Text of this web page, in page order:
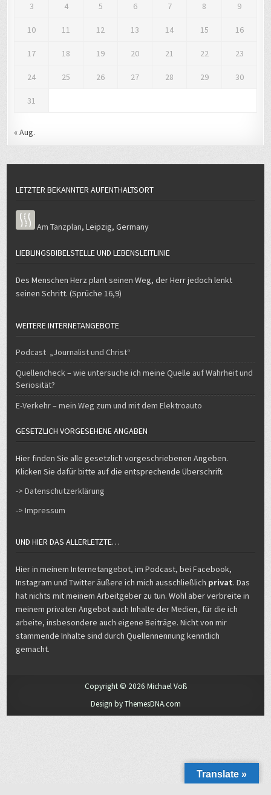
3 4 5 6 7 8 9
10 11 12 13 14 15 16
17 18 19 20 21 22 23
24 25 26 27 28 29 30
31
« Aug.
LETZTER BEKANNTER AUFENTHALTSORT
Am Tanzplan,Leipzig,Germany
LIEBLINGSBIBELSTELLE UND LEBENSLEITLINIE
Des Menschen Herz plant seinen Weg, der Herr jedoch lenkt
seinen Schritt. (Sprüche 16,9)
WEITERE INTERNETANGEBOTE
Podcast „Journalist und Christ“
Quellencheck – wie untersuche ich meine Quelle auf Wahrheit und
Seriosität?
E-Verkehr – mein Weg zum und mit dem Elektroauto
GESETZLICH VORGESEHENE ANGABEN
Hier finden Sie alle gesetzlich vorgeschriebenen Angeben.
Klicken Sie dafür bitte auf die entsprechende Überschrift.
-> Datenschutzerklärung
-> Impressum
UND HIER DAS ALLERLETZTE…
Hier in meinem Internetangebot, im Podcast, bei Facebook,
Instagram und Twitter äußere ich mich ausschließlich privat. Das
hat nichts mit meinem Arbeitgeber zu tun. Wohl aber verbreite in
meinem privaten Angebot auch Inhalte der Medien, für die ich
arbeite, insbesondere auch eigene Beiträge. Nicht von mir
stammende Inhalte sind durch Quellennennung kenntlich
gemacht.
Copyright © 2026 Michael Voß
Design by ThemesDNA.com
Translate »